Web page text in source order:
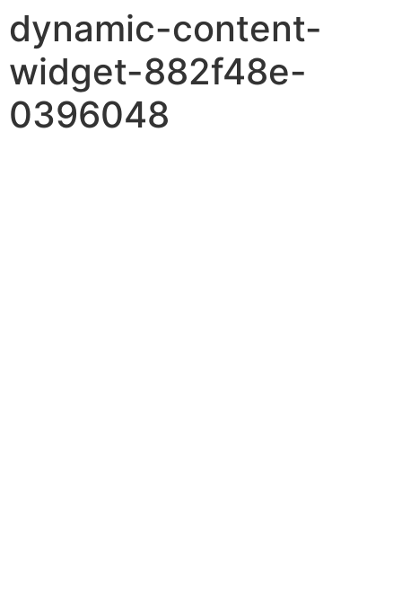
dynamic-content-
widget-882f48e-
0396048